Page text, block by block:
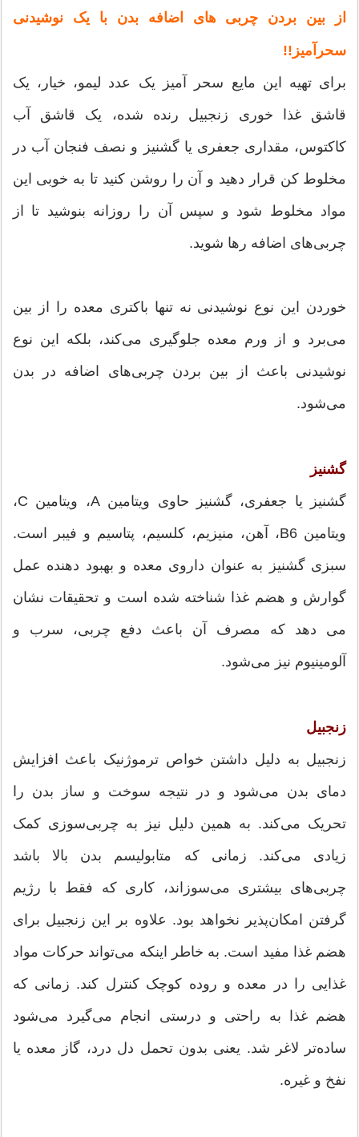
از بین بردن چربی های اضافه بدن با یک نوشیدنی
سحرآمیز!!
برای تهیه این مایع سحر آمیز یک عدد لیمو، خیار، یک
قاشق غذا خوری زنجبیل رنده شده، یک قاشق آب
کاکتوس، مقداری جعفری یا گشنیز و نصف فنجان آب در
مخلوط کن قرار دهید و آن را روشن کنید تا به خوبی این
مواد مخلوط شود و سپس آن را روزانه بنوشید تا از
چربی‌های اضافه رها شوید.
خوردن این نوع نوشیدنی نه تنها باکتری معده را از بین
می‌برد و از ورم معده جلوگیری می‌کند، بلکه این نوع
نوشیدنی باعث از بین بردن چربی‌های اضافه در بدن
می‌شود.
گشنیز
گشنیز یا جعفری، گشنیز حاوی ویتامین A، ویتامین C،
ویتامین B6، آهن، منیزیم، کلسیم، پتاسیم و فیبر است.
سبزی گشنیز به عنوان داروی معده و بهبود دهنده عمل
گوارش و هضم غذا شناخته شده است و تحقیقات نشان
می دهد که مصرف آن باعث دفع چربی، سرب و
آلومینیوم نیز می‌شود.
زنجبیل
زنجبیل به دلیل داشتن خواص ترموژنیک باعث افزایش
دمای بدن می‌شود و در نتیجه سوخت و ساز بدن را
تحریک می‌کند. به همین دلیل نیز به چربی‌سوزی کمک
زیادی می‌کند. زمانی که متابولیسم بدن بالا باشد
چربی‌های بیشتری می‌سوزاند، کاری که فقط با رژیم
گرفتن امکان‌پذیر نخواهد بود. علاوه بر این زنجبیل برای
هضم غذا مفید است. به خاطر اینکه می‌تواند حرکات مواد
غذایی را در معده و روده‌ کوچک کنترل کند. زمانی که
هضم غذا به راحتی و درستی انجام می‌گیرد می‌شود
ساده‌تر لاغر شد. یعنی بدون تحمل دل درد، گاز معده یا
نفخ و غیره.